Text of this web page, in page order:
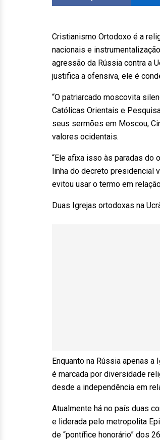
Cristianismo Ortodoxo é a
nacionais e
agressão da Rússia contra a
justifica a ofensiva, ele é
“O patriarcado moscovita
Católicas Orientais e
seus sermões em Moscou,
valores ocidentais.
“Ele afixa isso às paradas do
linha do decreto presidencial
evitou usar o termo em
Duas Igrejas ortodoxas na
Enquanto na Rússia apenas
é marcada por diversidade
desde a independência em
Atualmente há no país duas
e liderada pelo metropolita
de “pontífice honorário” dos